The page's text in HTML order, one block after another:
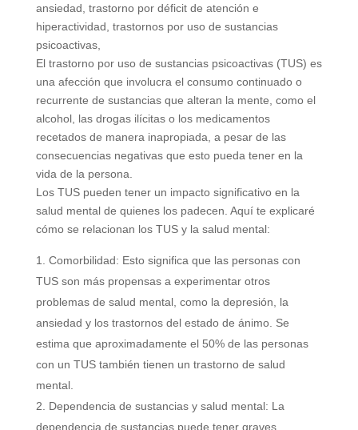
ansiedad, trastorno por déficit de atención e
hiperactividad, trastornos por uso de sustancias
psicoactivas,
El trastorno por uso de sustancias psicoactivas (TUS) es
una afección que involucra el consumo continuado o
recurrente de sustancias que alteran la mente, como el
alcohol, las drogas ilícitas o los medicamentos
recetados de manera inapropiada, a pesar de las
consecuencias negativas que esto pueda tener en la
vida de la persona.
Los TUS pueden tener un impacto significativo en la
salud mental de quienes los padecen. Aquí te explicaré
cómo se relacionan los TUS y la salud mental:
Comorbilidad: Esto significa que las personas con
TUS son más propensas a experimentar otros
problemas de salud mental, como la depresión, la
ansiedad y los trastornos del estado de ánimo. Se
estima que aproximadamente el 50% de las personas
con un TUS también tienen un trastorno de salud
mental.
Dependencia de sustancias y salud mental: La
dependencia de sustancias puede tener graves